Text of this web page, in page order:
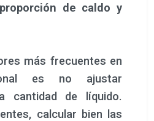
de caldo y
más frecuentes en
es no ajustar
cantidad de líquido.
calcular bien las